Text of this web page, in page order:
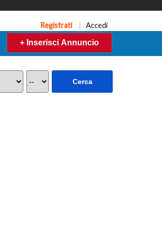
Registrati | Accedi
+ Inserisci Annuncio